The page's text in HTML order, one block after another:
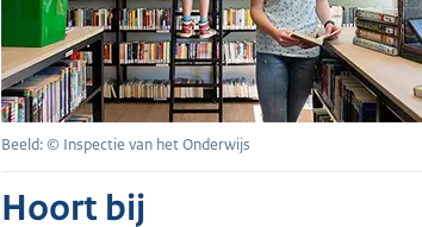
Beeld: © Inspectie van het Onderwijs
Hoort bij